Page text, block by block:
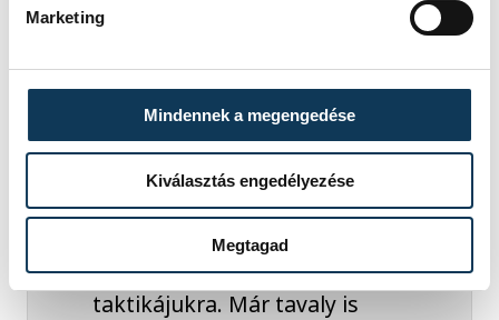
Marketing
Mindennek a megengedése
Kiválasztás engedélyezése
Megtagad
tavaly Kölnben, az Európa-bajnokság
akkor a létszámfölényes támadójátékot
alkalmazó Ausztria 30-29-re nyert.
Biztosan fel fogunk készülni
a hét a hat elleni
taktikájukra. Már tavaly is